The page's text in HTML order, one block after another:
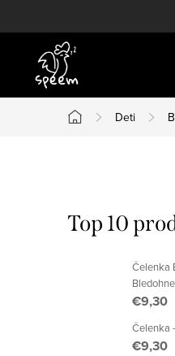
na
Domov
Deti
o
Top 10
Čelenka
€9,30
Čelenka
€9,30